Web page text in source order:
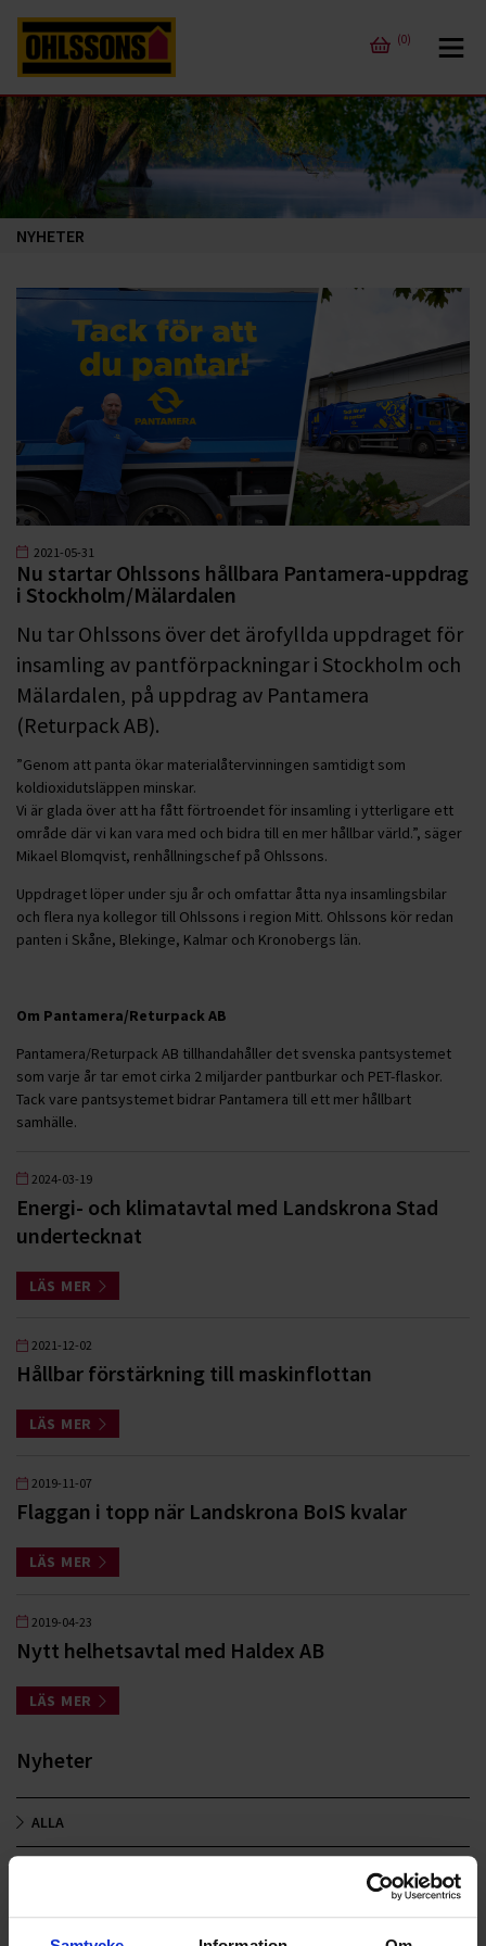
(0)
NYHETER
2021-05-31
Nu startar Ohlssons hållbara Pantamera-uppdrag
i Stockholm/Mälardalen
Nu tar Ohlssons över det ärofyllda uppdraget för
insamling av pantförpackningar i Stockholm och
Mälardalen, på uppdrag av Pantamera
(Returpack AB).
”Genom att panta ökar materialåtervinningen samtidigt som
koldioxidutsläppen minskar.
Vi är glada över att ha fått förtroendet för insamling i ytterligare ett
område där vi kan vara med och bidra till en mer hållbar värld.”, säger
Mikael Blomqvist, renhållningschef på Ohlssons.
Uppdraget löper under sju år och omfattar åtta nya insamlingsbilar
och flera nya kollegor till Ohlssons i region Mitt. Ohlssons kör redan
panten i Skåne, Blekinge, Kalmar och Kronobergs län.
Om Pantamera/Returpack AB
Pantamera/Returpack AB tillhandahåller det svenska pantsystemet
som varje år tar emot cirka 2 miljarder pantburkar och PET-flaskor.
Tack vare pantsystemet bidrar Pantamera till ett mer hållbart
samhälle.
2024-03-19
Energi- och klimatavtal med Landskrona Stad
undertecknat
LÄS MER
2021-12-02
Hållbar förstärkning till maskinflottan
LÄS MER
2019-11-07
Flaggan i topp när Landskrona BoIS kvalar
LÄS MER
2019-04-23
Nytt helhetsavtal med Haldex AB
LÄS MER
Nyheter
ALLA
LANDSKRONA